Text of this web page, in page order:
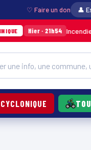
♡ Faire un don 👤
21h54 Incendie à Ducos :